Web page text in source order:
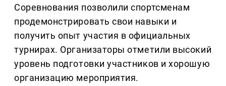
Соревнования позволили спортсменам
продемонстрировать свои навыки и
получить опыт участия в официальных
турнирах. Организаторы отметили высокий
уровень подготовки участников и хорошую
организацию мероприятия.